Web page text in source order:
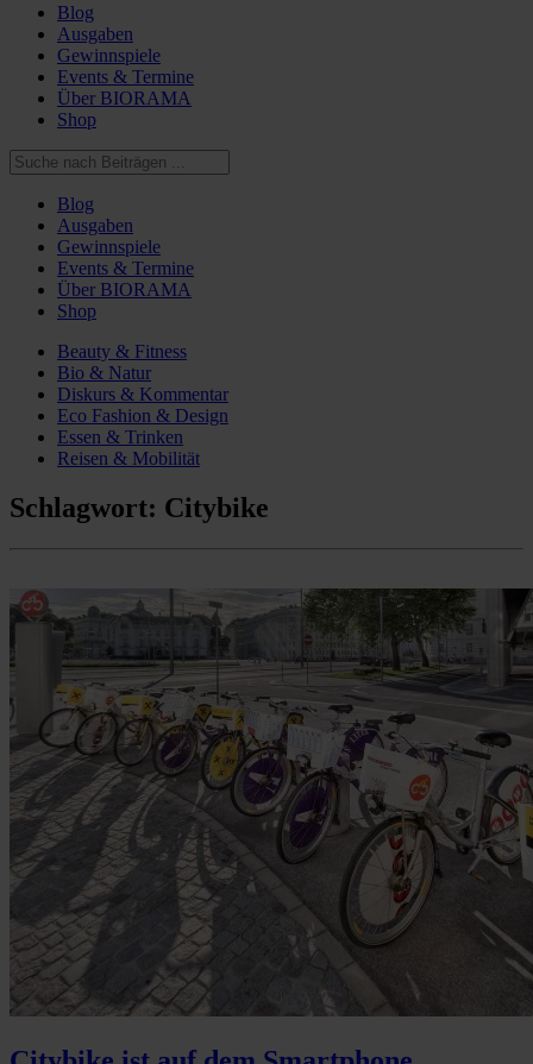
Blog
Ausgaben
Gewinnspiele
Events & Termine
Über BIORAMA
Shop
Blog
Ausgaben
Gewinnspiele
Events & Termine
Über BIORAMA
Shop
Beauty & Fitness
Bio & Natur
Diskurs & Kommentar
Eco Fashion & Design
Essen & Trinken
Reisen & Mobilität
Schlagwort: Citybike